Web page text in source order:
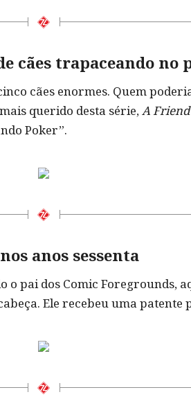
cães trapaceando no
cães enormes. Quem
querido desta série,A
Poker”.
anos sessenta
pai dos Comic Foregrounds,
Ele recebeu uma patente